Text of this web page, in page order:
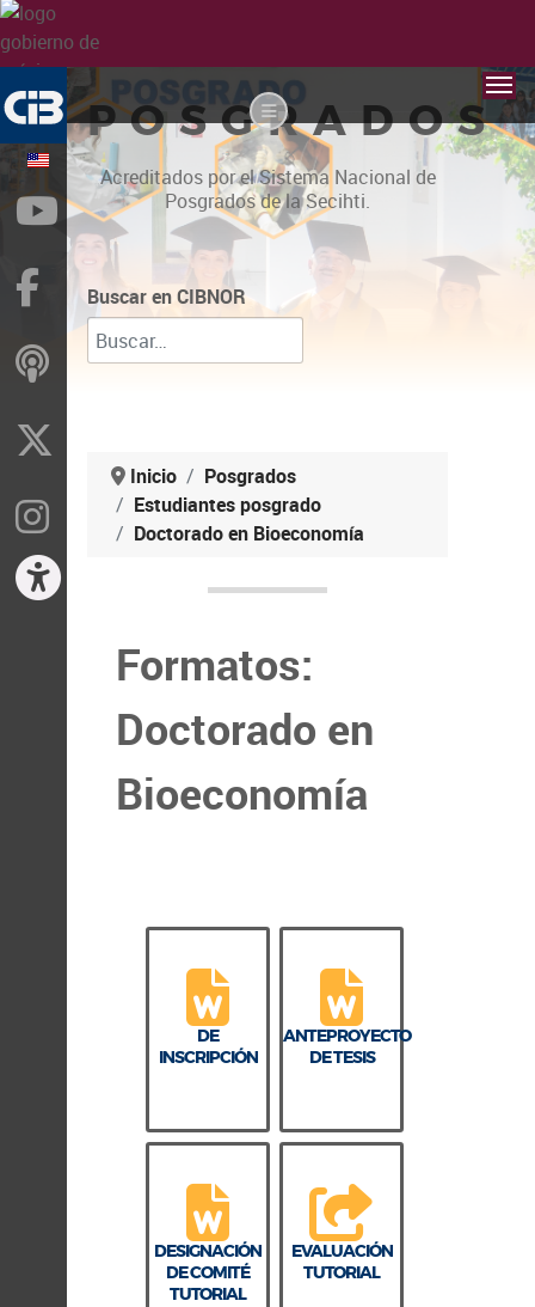
POSGRADOS
Acreditados por el Sistema Nacional de
Posgrados de la Secihti.
Buscar en CIBNOR
Inicio
Posgrados
Estudiantes posgrado
Doctorado en Bioeconomía
Formatos:
Doctorado en
Bioeconomía
DE
INSCRIPCIÓN
ANTEPROYECTO
DE TESIS
DESIGNACIÓN
DE COMITÉ
TUTORIAL
EVALUACIÓN
TUTORIAL
YouTube
Facebook
ivoox
Instragram